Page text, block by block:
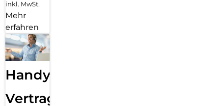
inkl. MwSt.
Mehr
erfahren
Handy
Vertragsabwicklung